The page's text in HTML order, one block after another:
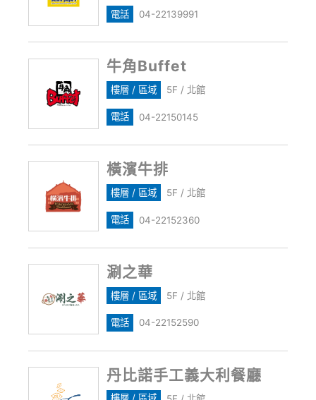
電話 04-22139991
牛角Buffet
樓層 / 區域 5F / 北館
電話 04-22150145
橫濱牛排
樓層 / 區域 5F / 北館
電話 04-22152360
涮之華
樓層 / 區域 5F / 北館
電話 04-22152590
丹比諾手工義大利餐廳